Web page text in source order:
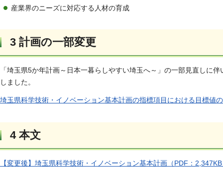
産業界のニーズに対応する人材の育成
3 計画の一部変更
「埼玉県5か年計画～日本一暮らしやすい埼玉へ～」の一部見直しに
しました。
埼玉県科学技術・イノベーション基本計画の指標項目における目標値
4 本文
【変更後】埼玉県科学技術・イノベーション基本計画（PDF：